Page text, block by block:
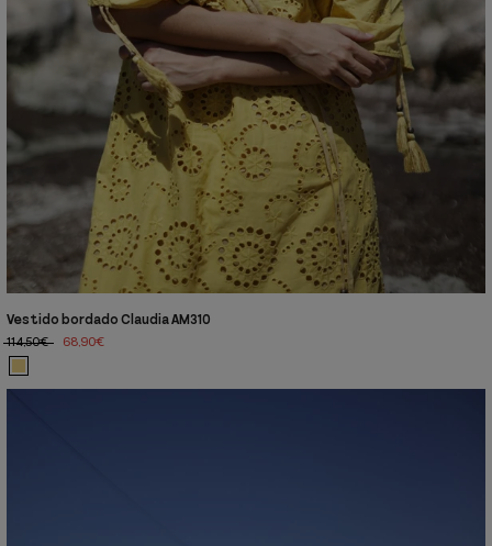
Vestido bordado Claudia AM310
114,50€
68,90€